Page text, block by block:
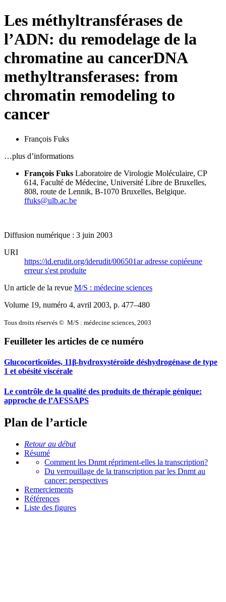
Les méthyltransférases de
l’ADN: du remodelage de la
chromatine au cancerDNA
methyltransferases: from
chromatin remodeling to
cancer
François Fuks
…plus d’informations
François Fuks Laboratoire de Virologie Moléculaire, CP
614, Faculté de Médecine, Université Libre de Bruxelles,
808, route de Lennik, B-1070 Bruxelles, Belgique.
ffuks@ulb.ac.be
Diffusion numérique : 3 juin 2003
URI
https://id.erudit.org/iderudit/006501aradresse copiéeune
erreur s'est produite
Un article de la revue M/S : médecine sciences
Volume 19, numéro 4, avril 2003, p. 477–480
Tous droits réservés © M/S : médecine sciences, 2003
Feuilleter les articles de ce numéro
Glucocorticoïdes, 11β-hydroxystéroïde déshydrogénase de type
1 et obésité viscérale
Le contrôle de la qualité des produits de thérapie génique:
approche de l’AFSSAPS
Plan de l’article
Retour au début
Résumé
Comment les Dnmt répriment-elles la transcription?
Du verrouillage de la transcription par les Dnmt au
cancer: perspectives
Remerciements
Références
Liste des figures